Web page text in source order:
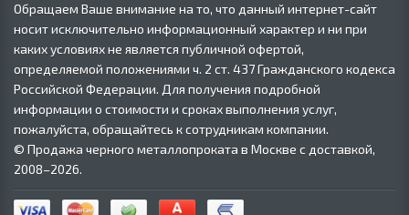
Обращаем Ваше внимание на то, что данный интернет-сайт
носит исключительно информационный характер и ни при
каких условиях не является публичной офертой,
определяемой положениями ч. 2 ст. 437 Гражданского кодекса
Российской Федерации. Для получения подробной
информации о стоимости и сроках выполнения услуг,
пожалуйста, обращайтесь к сотрудникам компании.
© Продажа черного металлопроката в Москве с доставкой,
2008–2026.